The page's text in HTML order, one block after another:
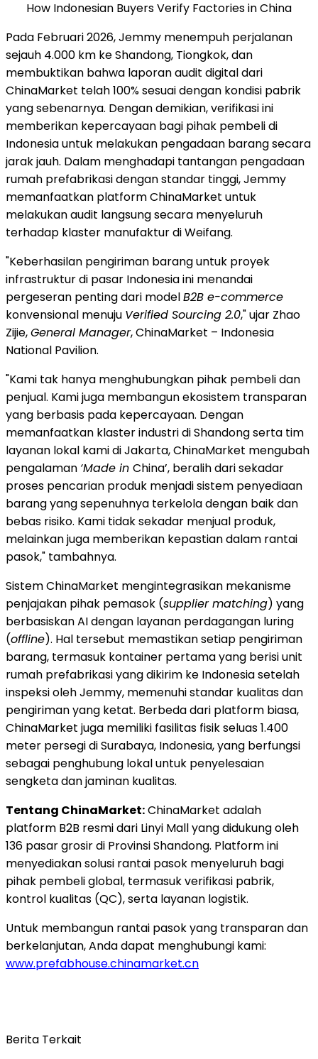
How Indonesian Buyers Verify Factories in China
Pada Februari 2026, Jemmy menempuh perjalanan
sejauh 4.000 km ke Shandong, Tiongkok, dan
membuktikan bahwa laporan audit digital dari
ChinaMarket telah 100% sesuai dengan kondisi pabrik
yang sebenarnya. Dengan demikian, verifikasi ini
memberikan kepercayaan bagi pihak pembeli di
Indonesia untuk melakukan pengadaan barang secara
jarak jauh. Dalam menghadapi tantangan pengadaan
rumah prefabrikasi dengan standar tinggi, Jemmy
memanfaatkan platform ChinaMarket untuk
melakukan audit langsung secara menyeluruh
terhadap klaster manufaktur di Weifang.
"Keberhasilan pengiriman barang untuk proyek
infrastruktur di pasar Indonesia ini menandai
pergeseran penting dari modelB2B e-commerce
konvensional menuju Verified Sourcing 2.0," ujar Zhao
Zijie,General Manager, ChinaMarket – Indonesia
National Pavilion.
"Kami tak hanya menghubungkan pihak pembeli dan
penjual. Kami juga membangun ekosistem transparan
yang berbasis pada kepercayaan. Dengan
memanfaatkan klaster industri di Shandong serta tim
layanan lokal kami di Jakarta, ChinaMarket mengubah
pengalaman ‘Made in China’, beralih dari sekadar
proses pencarian produk menjadi sistem penyediaan
barang yang sepenuhnya terkelola dengan baik dan
bebas risiko. Kami tidak sekadar menjual produk,
melainkan juga memberikan kepastian dalam rantai
pasok," tambahnya.
Sistem ChinaMarket mengintegrasikan mekanisme
penjajakan pihak pemasok (supplier matching) yang
berbasiskan AI dengan layanan perdagangan luring
(offline). Hal tersebut memastikan setiap pengiriman
barang, termasuk kontainer pertama yang berisi unit
rumah prefabrikasi yang dikirim ke Indonesia setelah
inspeksi oleh Jemmy, memenuhi standar kualitas dan
pengiriman yang ketat. Berbeda dari platform biasa,
ChinaMarket juga memiliki fasilitas fisik seluas 1.400
meter persegi di Surabaya, Indonesia, yang berfungsi
sebagai penghubung lokal untuk penyelesaian
sengketa dan jaminan kualitas.
Tentang ChinaMarket:ChinaMarket adalah
platform B2B resmi dari Linyi Mall yang didukung oleh
136 pasar grosir di Provinsi Shandong. Platform ini
menyediakan solusi rantai pasok menyeluruh bagi
pihak pembeli global, termasuk verifikasi pabrik,
kontrol kualitas (QC), serta layanan logistik.
Untuk membangun rantai pasok yang transparan dan
berkelanjutan, Anda dapat menghubungi kami:
www.prefabhouse.chinamarket.cn
Berita Terkait